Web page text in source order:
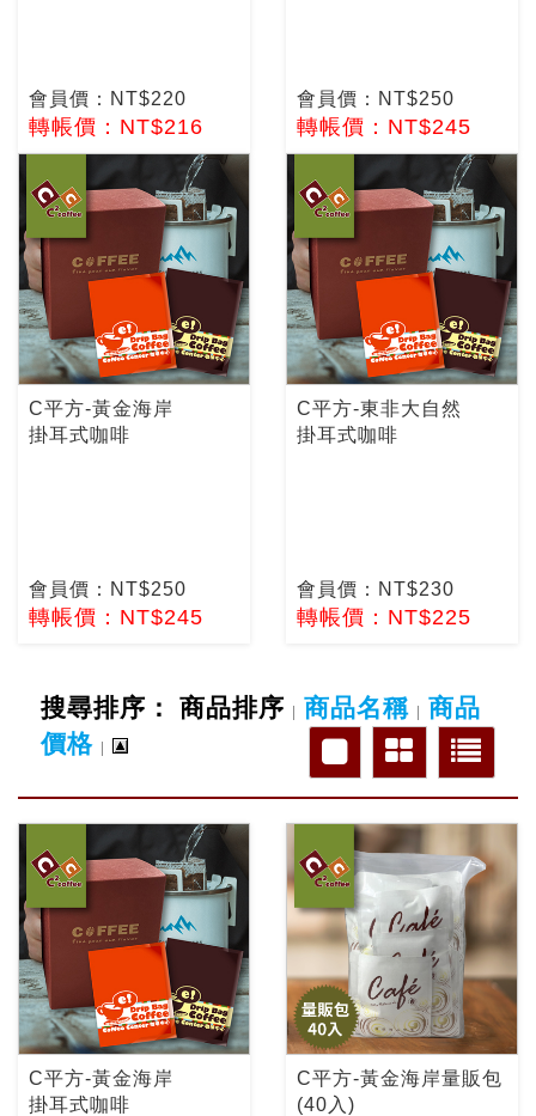
會員價：NT$220
轉帳價：NT$216
會員價：NT$250
轉帳價：NT$245
C平方-黃金海岸
掛耳式咖啡
會員價：NT$250
轉帳價：NT$245
C平方-東非大自然
掛耳式咖啡
會員價：NT$230
轉帳價：NT$225
搜尋排序： 商品排序 | 商品名稱 | 商品
價格 |
C平方-黃金海岸
掛耳式咖啡
C平方-黃金海岸量販包
(40入)